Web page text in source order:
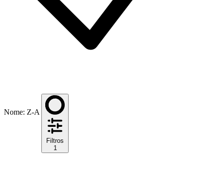
Nome: Z-A
Filtros
1